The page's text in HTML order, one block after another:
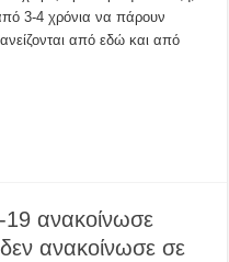
3-4 χρόνια να πάρουν
από εδώ και από
ανακοίνωσε
ανακοίνωσε σε